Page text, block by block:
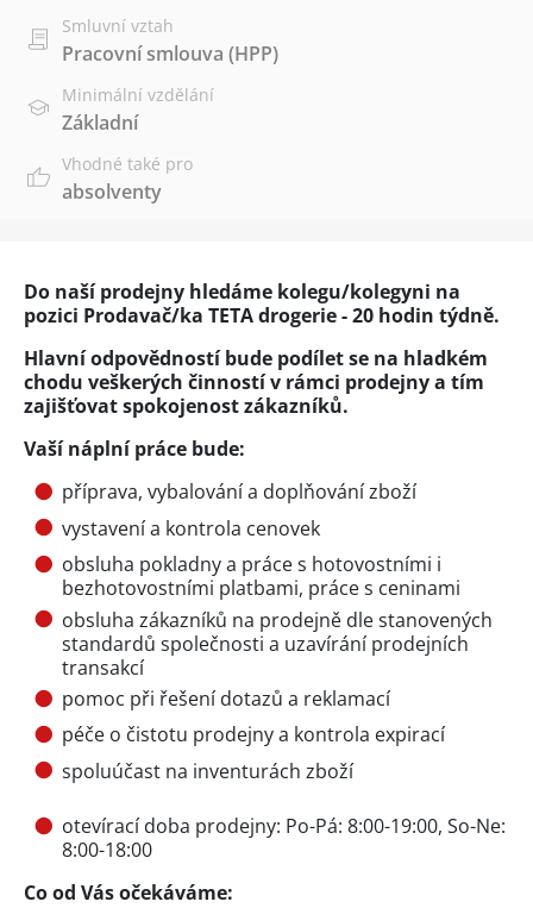
Smluvní vztah
Pracovní smlouva (HPP)
Minimální vzdělání
Základní
Vhodné také pro
absolventy
Do naší prodejny hledáme kolegu/kolegyni na
pozici Prodavač/ka TETA drogerie - 20 hodin týdně.
Hlavní odpovědností bude podílet se na hladkém
chodu veškerých činností v rámci prodejny a tím
zajišťovat spokojenost zákazníků.
Vaší náplní práce bude:
příprava, vybalování a doplňování zboží
vystavení a kontrola cenovek
obsluha pokladny a práce s hotovostními i
bezhotovostními platbami, práce s ceninami
obsluha zákazníků na prodejně dle stanovených
standardů společnosti a uzavírání prodejních
transakcí
pomoc při řešení dotazů a reklamací
péče o čistotu prodejny a kontrola expirací
spoluúčast na inventurách zboží
otevírací doba prodejny: Po-Pá: 8:00-19:00, So-Ne:
8:00-18:00
Co od Vás očekáváme: